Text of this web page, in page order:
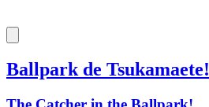
Ballpark de Tsukamaete!